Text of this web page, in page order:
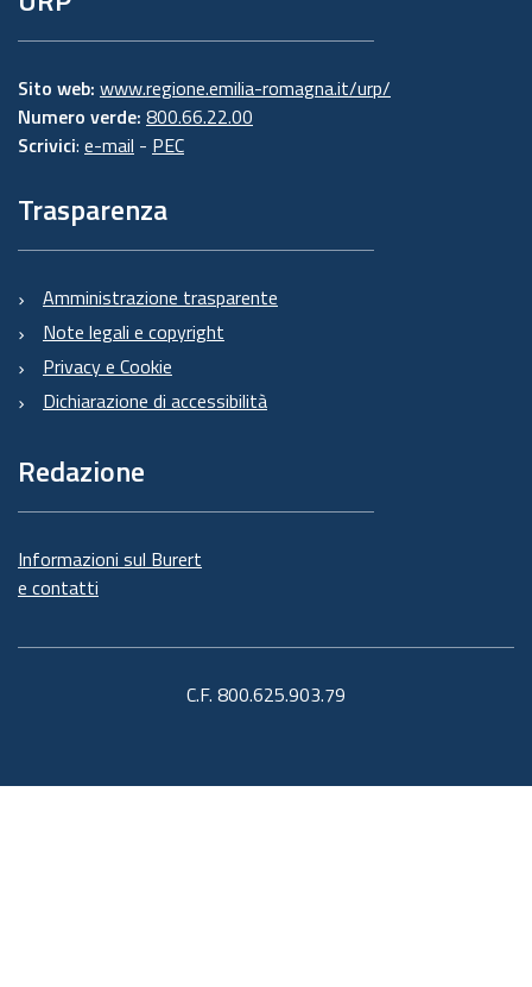
Sito web: www.regione.emilia-romagna.it/urp/
Numero verde: 800.66.22.00
Scrivici: e-mail - PEC
Trasparenza
Amministrazione trasparente
Note legali e copyright
Privacy e Cookie
Dichiarazione di accessibilità
Redazione
Informazioni sul Burert
e contatti
C.F. 800.625.903.79